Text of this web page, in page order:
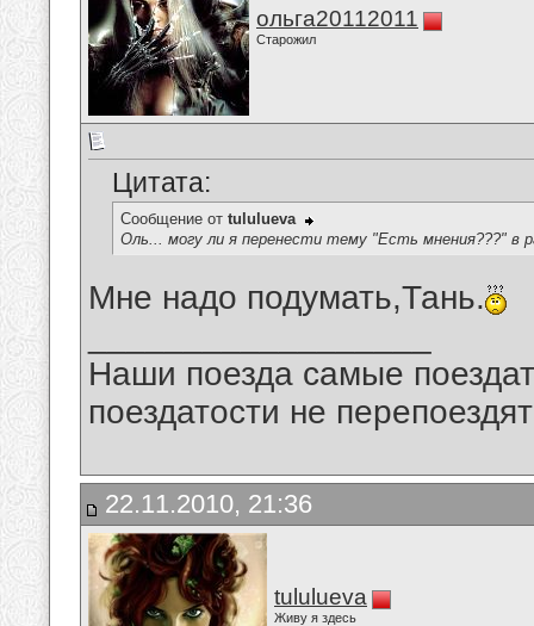
ольга20112011
Старожил
Цитата:
Сообщение от tululueva
Оль... могу ли я перенести тему "Есть мнения???" в
Мне надо подумать,Тань.
Наши поезда самые
поездатости не
22.11.2010, 21:36
tululueva
Живу я здесь